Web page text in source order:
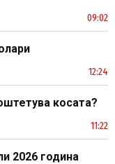
09:02
12:24
косата?
11:22
2026 година